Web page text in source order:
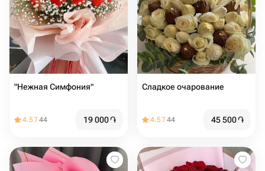
"Нежная Симфония"
4.5744 19 000֏
Сладкое очарование
4.5744 45 500֏